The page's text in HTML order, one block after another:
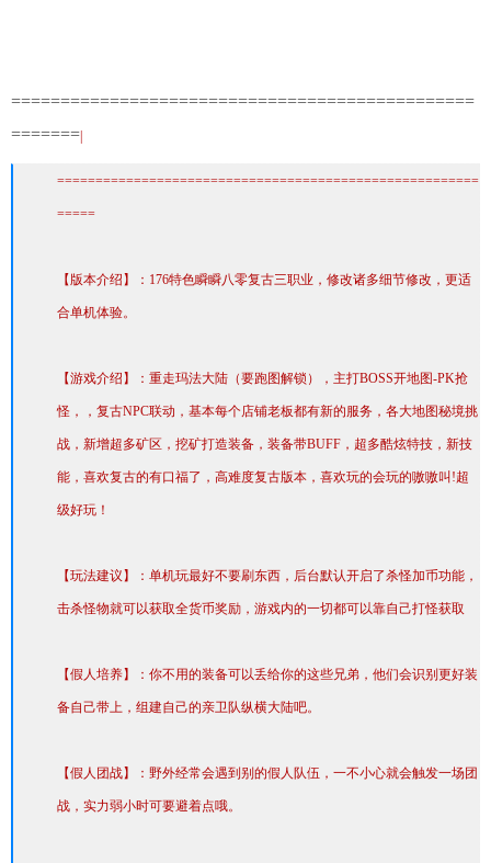
===============================================
=======
=======================================================
=====
【版本介绍】：176特色瞬瞬八零复古三职业，修改诸多细节修改，更适
合单机体验。
【游戏介绍】：重走玛法大陆（要跑图解锁），主打BOSS开地图-PK抢
怪，，复古NPC联动，基本每个店铺老板都有新的服务，各大地图秘境挑
战，新增超多矿区，挖矿打造装备，装备带BUFF，超多酷炫特技，新技
能，喜欢复古的有口福了，高难度复古版本，喜欢玩的会玩的嗷嗷叫!超
级好玩！
【玩法建议】：单机玩最好不要刷东西，后台默认开启了杀怪加币功能，
击杀怪物就可以获取全货币奖励，游戏内的一切都可以靠自己打怪获取
【假人培养】：你不用的装备可以丢给你的这些兄弟，他们会识别更好装
备自己带上，组建自己的亲卫队纵横大陆吧。
【假人团战】：野外经常会遇到别的假人队伍，一不小心就会触发一场团
战，实力弱小时可要避着点哦。